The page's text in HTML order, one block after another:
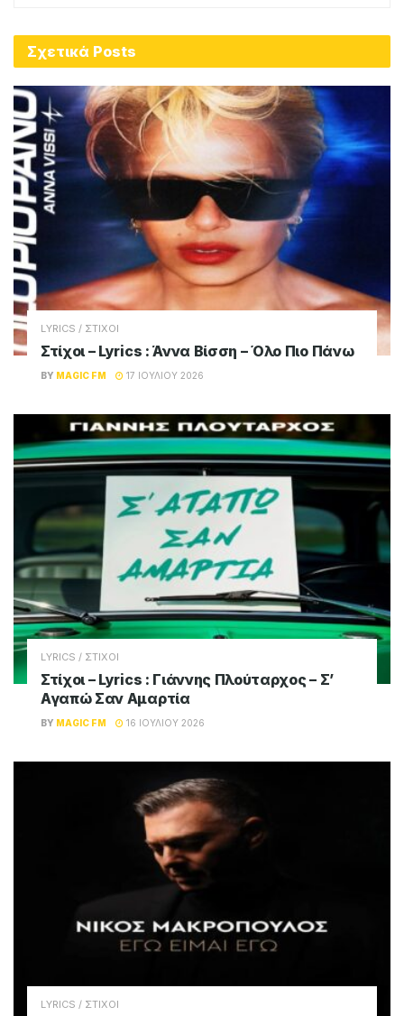
Σχετικά Posts
LYRICS / ΣΤΙΧΟΙ
Στίχοι – Lyrics : Άννα Βίσση – Όλο Πιο Πάνω
BY MAGIC FM 17 ΙΟΥΛΊΟΥ 2026
LYRICS / ΣΤΙΧΟΙ
Στίχοι – Lyrics : Γιάννης Πλούταρχος – Σ’
Αγαπώ Σαν Αμαρτία
BY MAGIC FM 16 ΙΟΥΛΊΟΥ 2026
LYRICS / ΣΤΙΧΟΙ